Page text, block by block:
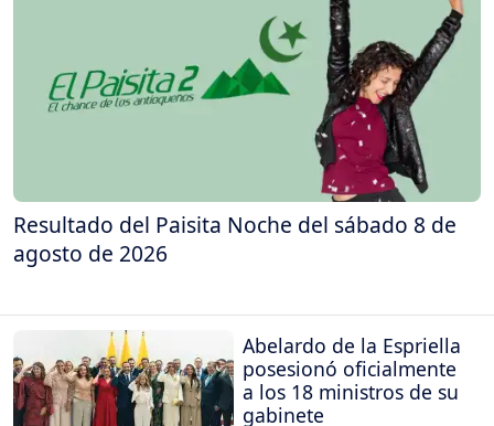
Resultado del Paisita Noche del sábado 8 de
agosto de 2026
Abelardo de la Espriella
posesionó oficialmente
a los 18 ministros de su
gabinete